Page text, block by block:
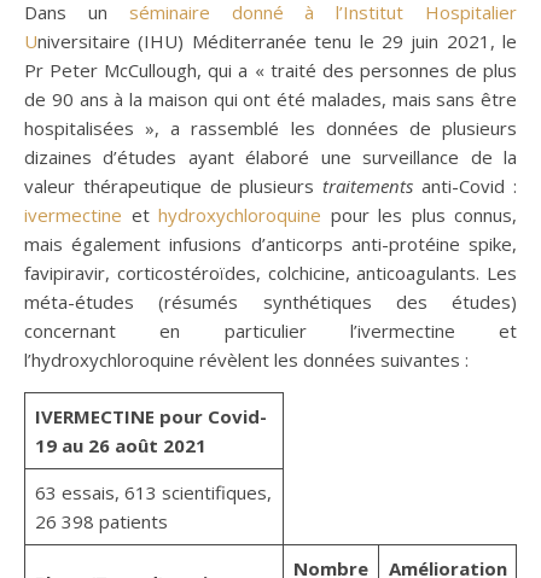
Dans un séminaire donné à l’Institut Hospitalier
Universitaire (IHU) Méditerranée tenu le 29 juin 2021, le
Pr Peter McCullough, qui a « traité des personnes de plus
de 90 ans à la maison qui ont été malades, mais sans être
hospitalisées », a rassemblé les données de plusieurs
dizaines d’études ayant élaboré une surveillance de la
valeur thérapeutique de plusieurstraitements anti-Covid :
ivermectine et hydroxychloroquine pour les plus connus,
mais également infusions d’anticorps anti-protéine spike,
favipiravir, corticostéroïdes, colchicine, anticoagulants. Les
méta-études (résumés synthétiques des études)
concernant en particulier l’ivermectine et
l’hydroxychloroquine révèlent les données suivantes :
IVERMECTINE pour Covid-
19 au 26 août 2021
63 essais, 613 scientifiques,
26 398 patients
Nombre
Amélioration